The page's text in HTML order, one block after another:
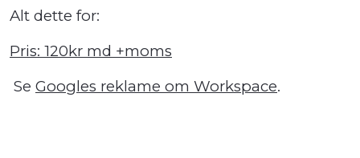
Alt dette for:
Pris: 120kr md +moms
Se Googles reklame om Workspace.